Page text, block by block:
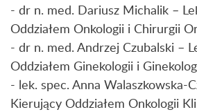
- dr n. med. Dariusz Michalik –
Oddziałem Onkologii i Chirurgii
- dr n. med. Andrzej Czubalski –
Oddziałem Ginekologii i
- lek. spec. Anna Walaszkowska-
Kierujący Oddziałem Onkologii